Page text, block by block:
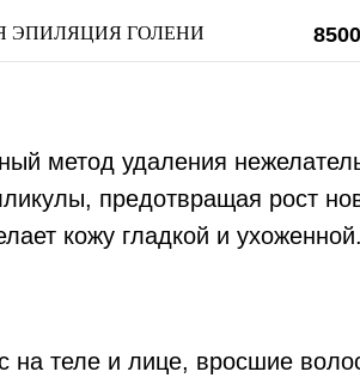
ЭПИЛЯЦИЯ ГОЛЕНИ
метод удаления
предотвращая рост
кожу гладкой и ухоженной.
на теле и лице, вросшие